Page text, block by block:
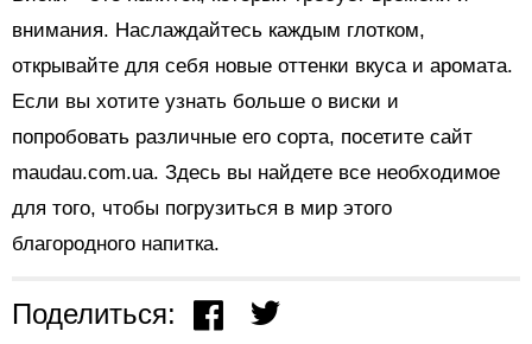
внимания. Наслаждайтесь каждым глотком,
открывайте для себя новые оттенки вкуса и аромата.
Если вы хотите узнать больше о виски и
попробовать различные его сорта, посетите сайт
maudau.com.ua. Здесь вы найдете все необходимое
для того, чтобы погрузиться в мир этого
благородного напитка.
Поделиться: